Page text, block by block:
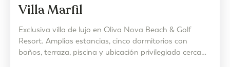
Villa Marfil
Exclusiva villa de lujo en Oliva Nova Beach & Golf
Resort. Amplias estancias, cinco dormitorios con
baños, terraza, piscina y ubicación privilegiada cerca